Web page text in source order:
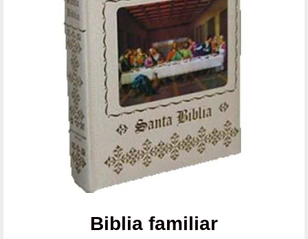
Biblia familiar